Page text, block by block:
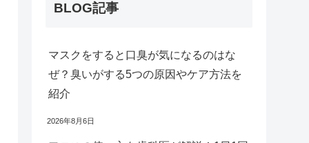
BLOG記事
マスクをすると口臭が気になるのはな
ぜ？臭いがする5つの原因やケア方法を
紹介
2026年8月6日